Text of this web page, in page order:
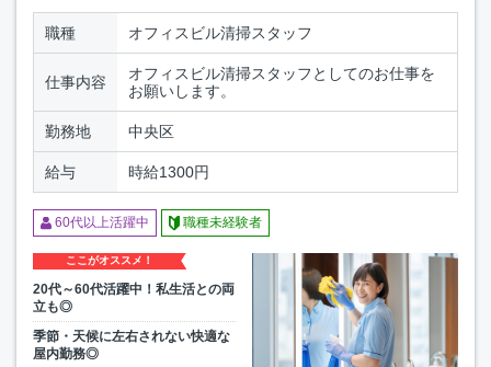
職種 オフィスビル清掃スタッフ
仕事内容
オフィスビル清掃スタッフとしてのお仕事を
お願いします。
勤務地 中央区
給与 時給1300円
60代以上活躍中 職種未経験者
ここがオススメ！
20代～60代活躍中！私生活との両
立も◎
季節・天候に左右されない快適な
屋内勤務◎